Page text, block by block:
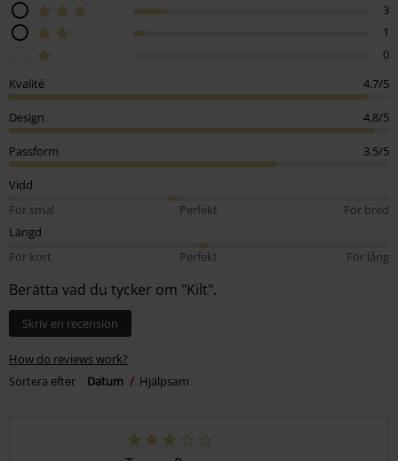
3
1
0
Kvalité
4.7/5
Design 4.8/5
Passform 3.5/5
Vidd
För smal
Perfekt
För bred
Längd
För kort
Perfekt För lång
Berätta vad du tycker om "Kilt".
Skriv en recension
How do reviews work?
Sortera efter
Datum Hjälpsam